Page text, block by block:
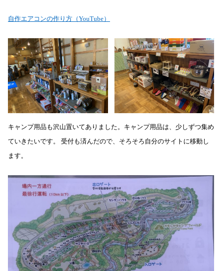
自作エアコンの作り方（YouTube）
キャンプ用品も沢山置いてありました。キャンプ用品は、少しずつ集め
ていきたいです。 受付も済んだので、そろそろ自分のサイトに移動し
ます。